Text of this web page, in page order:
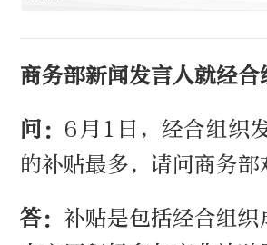
商务部新闻发言人就经
问： 6月1日，经合组织
的补贴最多，请问商务部
答： 补贴是包括经合组织